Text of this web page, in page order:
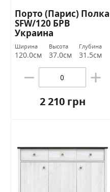
Порто (Парис) Полка
SFW/120 БРВ
Украина
Ширина
120.0см
Высота
37.0см
Глубина
31.5см
2 210 грн